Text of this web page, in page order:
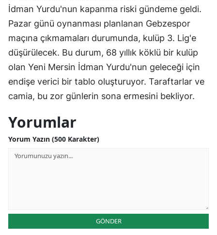
İdman Yurdu'nun kapanma riski gündeme geldi.
Pazar günü oynanması planlanan Gebzespor
maçına çıkmamaları durumunda, kulüp 3. Lig'e
düşürülecek. Bu durum, 68 yıllık köklü bir kulüp
olan Yeni Mersin İdman Yurdu'nun geleceği için
endişe verici bir tablo oluşturuyor. Taraftarlar ve
camia, bu zor günlerin sona ermesini bekliyor.
Yorumlar
Yorum Yazın (500 Karakter)
GÖNDER